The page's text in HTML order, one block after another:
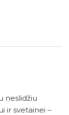
neslidžiu
ir svetainei –